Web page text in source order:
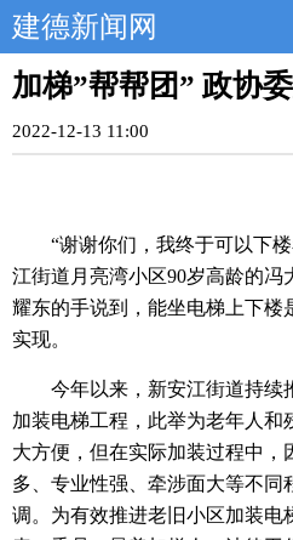
建德新闻网
加梯”帮帮团” 政协
2022-12-13 11:00
“谢谢你们，我终于可以下
江街道月亮湾小区90岁高龄的冯
耀东的手说到，能坐电梯上下楼
实现。
今年以来，新安江街道持续
加装电梯工程，此举为老年人和
大方便，但在实际加装过程中，
多、专业性强、牵涉面大等不同
调。为有效推进老旧小区加装电